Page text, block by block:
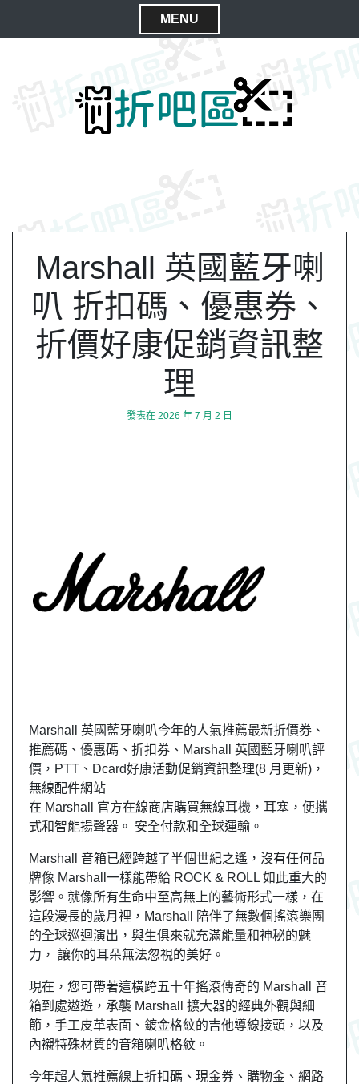
MENU
C
Marshall 英國藍牙喇
叭 折扣碼、優惠券、
折價好康促銷資訊整
理
發表在 2026 年 7 月 2 日
Marshall 英國藍牙喇叭今年的人氣推薦最新折價券、
推薦碼、優惠碼、折扣券、Marshall 英國藍牙喇叭評
價，PTT、Dcard好康活動促銷資訊整理(8 月更新)，
無線配件網站
在 Marshall 官方在線商店購買無線耳機，耳塞，便攜
式和智能揚聲器。 安全付款和全球運輸。
Marshall 音箱已經跨越了半個世紀之遙，沒有任何品
牌像 Marshall一樣能帶給 ROCK & ROLL 如此重大的
影響。就像所有生命中至高無上的藝術形式一樣，在
這段漫長的歲月裡，Marshall 陪伴了無數個搖滾樂團
的全球巡迴演出，與生俱來就充滿能量和神秘的魅
力， 讓你的耳朵無法忽視的美好。
現在，您可帶著這橫跨五十年搖滾傳奇的 Marshall 音
箱到處遨遊，承襲 Marshall 擴大器的經典外觀與細
節，手工皮革表面、鍍金格紋的吉他導線接頭，以及
內襯特殊材質的音箱喇叭格紋。
今年超人氣推薦線上折扣碼、現金券、購物金、網路